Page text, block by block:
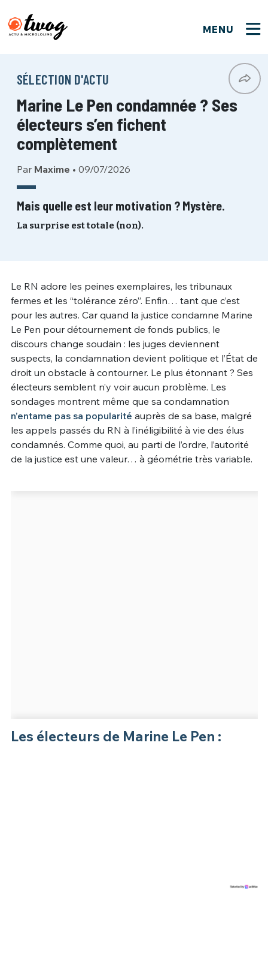
MENU
SÉLECTION D'ACTU
Marine Le Pen condamnée ? Ses
électeurs s’en fichent
complètement
Par Maxime • 09/07/2026
Mais quelle est leur motivation ? Mystère.
La surprise est totale (non).
Le RN adore les peines exemplaires, les tribunaux
fermes et les “tolérance zéro”. Enfin… tant que c’est
pour les autres. Car quand la justice condamne Marine
Le Pen pour détournement de fonds publics, le
discours change soudain : les juges deviennent
suspects, la condamnation devient politique et l’État de
droit un obstacle à contourner. Le plus étonnant ? Ses
électeurs semblent n’y voir aucun problème. Les
sondages montrent même que sa condamnation
n’entame pas sa popularité auprès de sa base, malgré
les appels passés du RN à l’inéligibilité à vie des élus
condamnés. Comme quoi, au parti de l’ordre, l’autorité
de la justice est une valeur… à géométrie très variable.
Les électeurs de Marine Le Pen :
Bienvenue !
PSEUDO*
EMAIL
PASSWORD*
Connexion
PSEUDO
MOT DE PASSE Mot de passe perdu ?
VOTRE PARTICIPATION
Que souhaitez-vous proposer ?
Quelques tweets
M'INSCRIRE
Un Thread
C'EST PARTI